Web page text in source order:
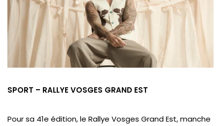
SPORT – RALLYE VOSGES GRAND EST
Pour sa 41e édition, le Rallye Vosges Grand Est, manche